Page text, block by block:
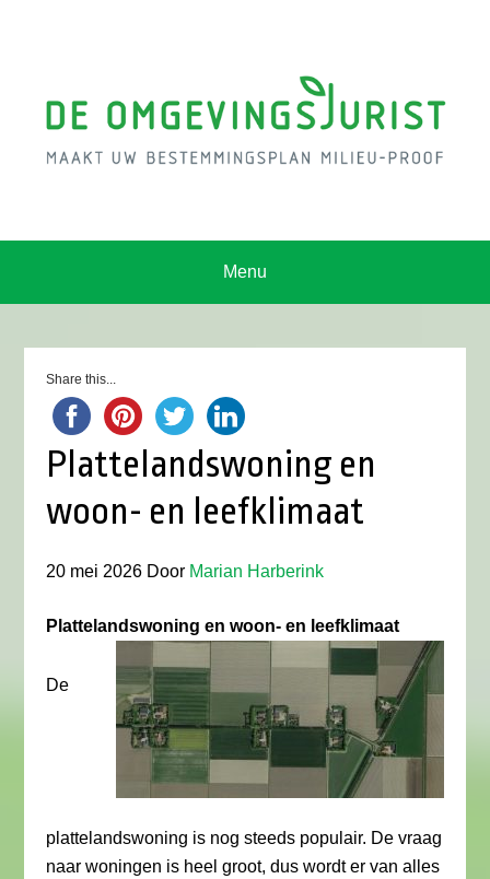
Menu
Share this...
Plattelandswoning en
woon- en leefklimaat
20 mei 2026 Door Marian Harberink
Plattelandswoning en woon- en leefklimaat
De
plattelandswoning is nog steeds populair. De vraag
naar woningen is heel groot, dus wordt er van alles